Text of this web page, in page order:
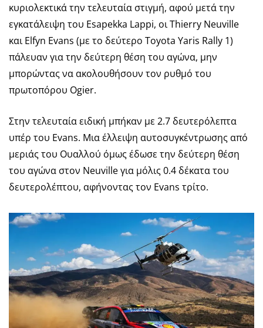
κυριολεκτικά την τελευταία στιγμή, αφού μετά την
εγκατάλειψη του Esapekka Lappi, οι Thierry Neuville
και Elfyn Evans (με το δεύτερο Toyota Yaris Rally 1)
πάλευαν για την δεύτερη θέση του αγώνα, μην
μπορώντας να ακολουθήσουν τον ρυθμό του
πρωτοπόρου Ogier.
Στην τελευταία ειδική μπήκαν με 2.7 δευτερόλεπτα
υπέρ του Evans. Μια έλλειψη αυτοσυγκέντρωσης από
μεριάς του Ουαλλού όμως έδωσε την δεύτερη θέση
του αγώνα στον Neuville για μόλις 0.4 δέκατα του
δευτερολέπτου, αφήνοντας τον Evans τρίτο.